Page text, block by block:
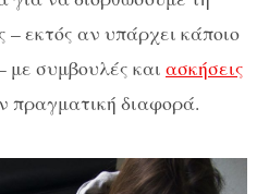
– εκτός αν υπάρχει κάποιο
με συμβουλές και ασκήσεις
πραγματική διαφορά.